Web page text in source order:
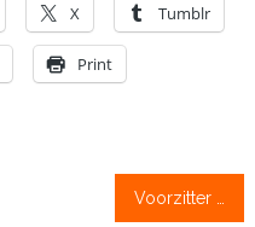
X Tumblr
Print